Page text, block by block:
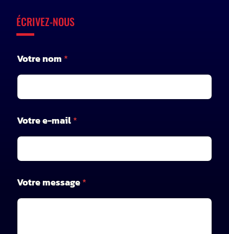
ÉCRIVEZ-NOUS
o
m
*
V
t
r
e
Votre nom *
Votre e-mail*
Votre message*